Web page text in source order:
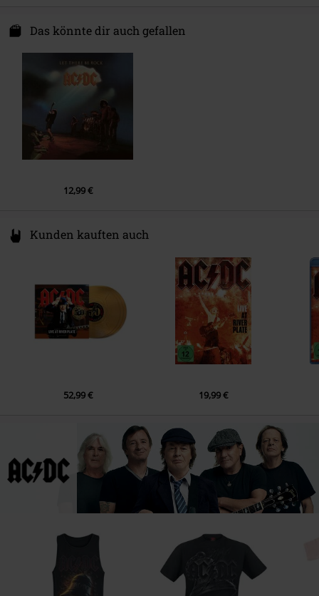
2.
War Machine (Live at River Plate)
You Shook Me All Night Long (Live at River Plate)
T.N.T. (Live at River Plate)
Whole Lotta Rosie (Live at River Plate)
Let There Be Rock (Live at River Plate)
Highway To Hell (Live at River Plate)
Das könnte dir auch gefallen
12,99 €
Kunden kauften auch
52,99 € 19,99 €